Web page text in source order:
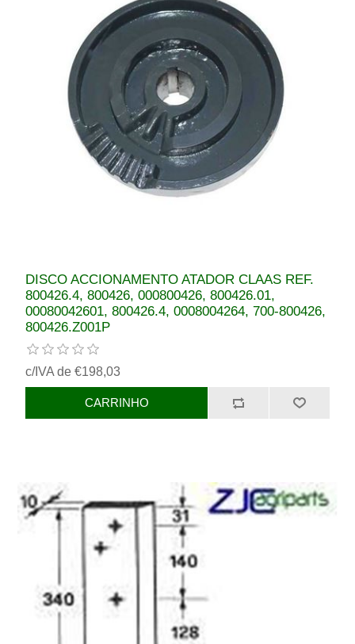
DISCO ACCIONAMENTO ATADOR CLAAS REF.
800426.4, 800426, 000800426, 800426.01,
00080042601, 800426.4, 0008004264, 700-800426,
800426.Z001P
c/IVA de €198,03